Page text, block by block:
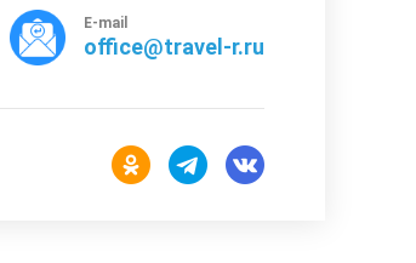
E-mail
office@travel-r.ru